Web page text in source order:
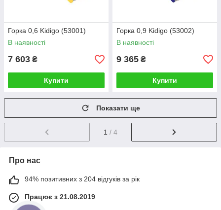
Горка 0,6 Kidigo (53001)
В наявності
7 603 ₴
Купити
Горка 0,9 Kidigo (53002)
В наявності
9 365 ₴
Купити
Показати ще
1 / 4
Про нас
94% позитивних з 204 відгуків за рік
Працює з 21.08.2019